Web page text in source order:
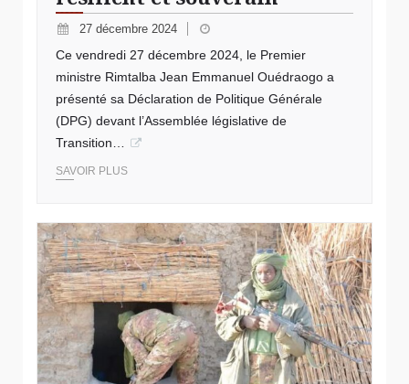
27 décembre 2024
Ce vendredi 27 décembre 2024, le Premier
ministre Rimtalba Jean Emmanuel Ouédraogo a
présenté sa Déclaration de Politique Générale
(DPG) devant l’Assemblée législative de
Transition…
SAVOIR PLUS